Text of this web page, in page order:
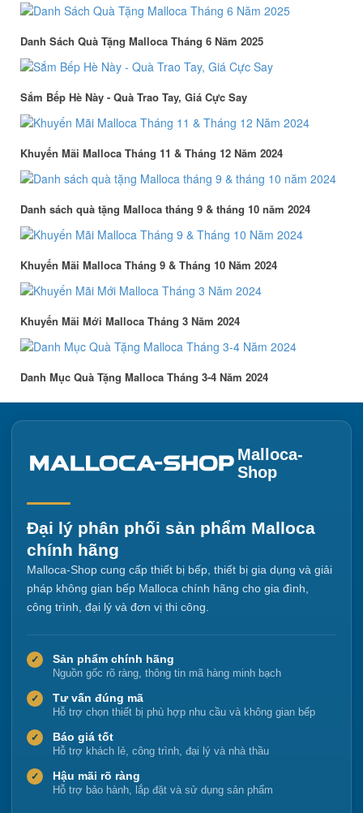
Danh Sách Quà Tặng Malloca Tháng 6 Năm 2025
Sắm Bếp Hè Này - Quà Trao Tay, Giá Cực Say
Khuyến Mãi Malloca Tháng 11 & Tháng 12 Năm 2024
Danh sách quà tặng Malloca tháng 9 & tháng 10 năm 2024
Khuyến Mãi Malloca Tháng 9 & Tháng 10 Năm 2024
Khuyến Mãi Mới Malloca Tháng 3 Năm 2024
Danh Mục Quà Tặng Malloca Tháng 3-4 Năm 2024
Malloca-
Shop
Đại lý phân phối sản phẩm Malloca
chính hãng
Malloca-Shop cung cấp thiết bị bếp, thiết bị gia dụng và giải
pháp không gian bếp Malloca chính hãng cho gia đình,
công trình, đại lý và đơn vị thi công.
✓ Sản phẩm chính hãng
Nguồn gốc rõ ràng, thông tin mã hàng minh bạch
✓ Tư vấn đúng mã
Hỗ trợ chọn thiết bị phù hợp nhu cầu và không gian bếp
✓ Báo giá tốt
Hỗ trợ khách lẻ, công trình, đại lý và nhà thầu
✓ Hậu mãi rõ ràng
Hỗ trợ bảo hành, lắp đặt và sử dụng sản phẩm